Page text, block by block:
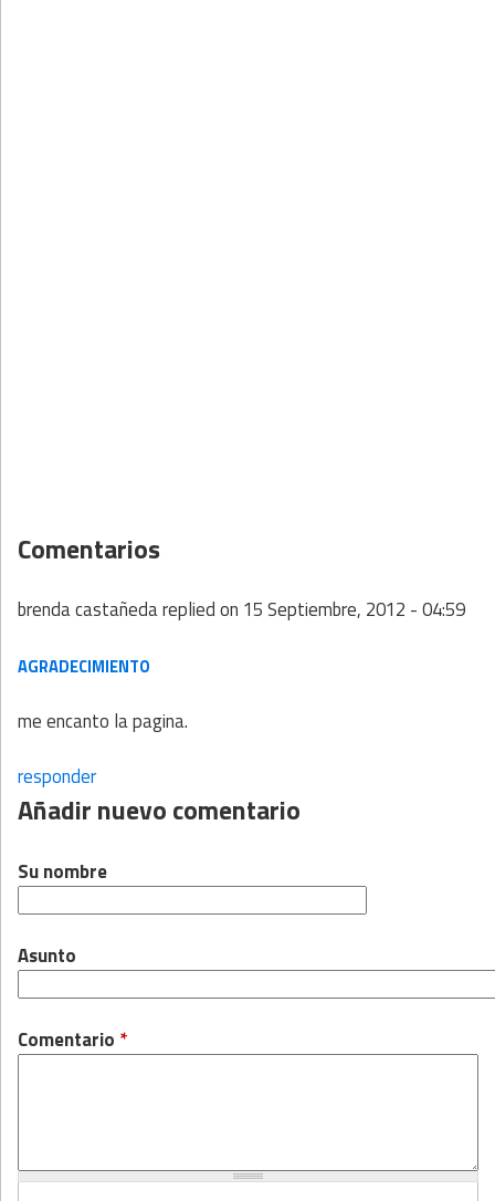
Comentarios
brenda castañedareplied on 15 Septiembre, 2012 - 04:59
AGRADECIMIENTO
me encanto la pagina.
responder
Añadir nuevo comentario
Su nombre
Asunto
Comentario *